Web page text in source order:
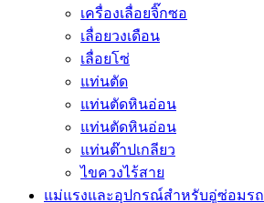
เครื่องเลื่อยจิ๊กซอ
เลื่อยวงเดือน
เลื่อยโซ่
แท่นตัด
แท่นตัดหินอ่อน
แท่นตัดหินอ่อน
แท่นต๊าปเกลียว
ไขควงไร้สาย
แม่แรงและอุปกรณ์สำหรับอู่ซ่อมรถ